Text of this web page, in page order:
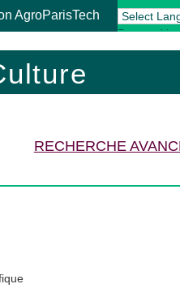
AgroParisTech
Powered
RECHERCHE